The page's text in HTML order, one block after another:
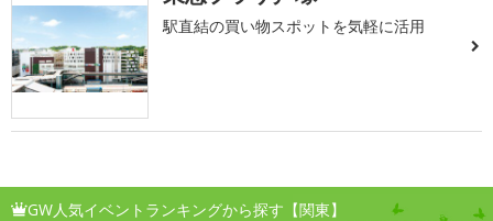
駅直結の買い物スポットを気軽に活用
GW人気イベントランキングから探す【関東】